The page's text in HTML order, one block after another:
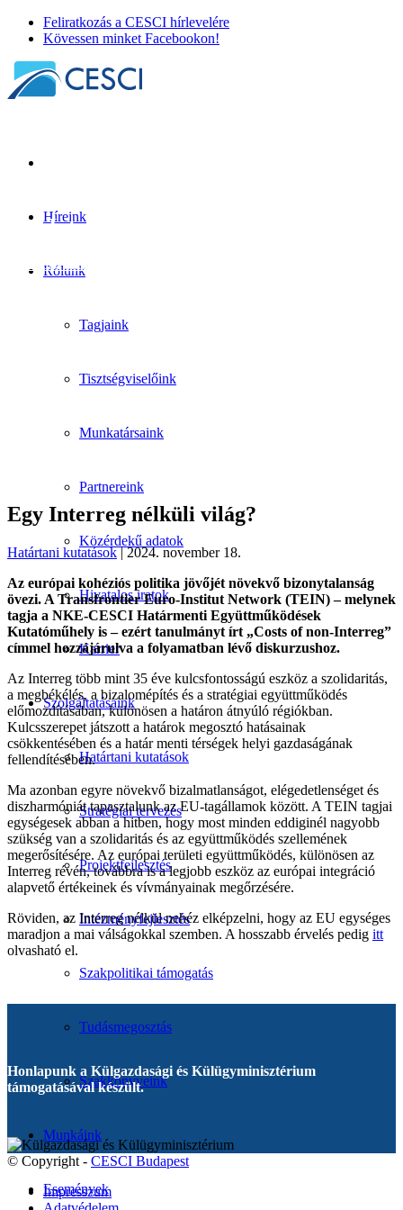
Feliratkozás a CESCI hírlevelére
Kövessen minket Facebookon!
Híreink
Rólunk
Tagjaink
Tisztségviselőink
Munkatársaink
Partnereink
Közérdekű adatok
Hivatalos iratok
Karrier
Szolgáltatásaink
Határtani kutatások
Stratégiai tervezés
Projektfejlesztés
Intézményfejlesztés
Szakpolitikai támogatás
Tudásmegosztás
Szakkönyveink
Munkáink
Események
Egy Interreg nélküli világ?
Határtani kutatások
Egy Interreg nélküli világ?
Határtani kutatások| 2024. november 18.
Az európai kohéziós politika jövőjét növekvő bizonytalanság
övezi. A Transfrontier Euro-Institut Network (TEIN) – melynek
tagja a NKE-CESCI Határmenti Együttműködések
Kutatóműhely is – ezért tanulmányt írt „Costs of non-Interreg”
címmel hozzájárulva a folyamatban lévő diskurzushoz.
Az Interreg több mint 35 éve kulcsfontosságú eszköz a szolidaritás,
a megbékélés, a bizalomépítés és a stratégiai együttműködés
előmozdításában, különösen a határon átnyúló régiókban.
Kulcsszerepet játszott a határok megosztó hatásainak
csökkentésében és a határ menti térségek helyi gazdaságának
fellendítésében.
Ma azonban egyre növekvő bizalmatlanságot, elégedetlenséget és
diszharmóniát tapasztalunk az EU-tagállamok között. A TEIN tagjai
egységesek abban a hitben, hogy most minden eddiginél nagyobb
szükség van a szolidaritás és az együttműködés szellemének
megerősítésére. Az európai területi együttműködés, különösen az
Interreg révén, továbbra is a legjobb eszköz az európai integráció
alapvető értékeinek és vívmányainak megőrzésére.
Röviden, az Interreg nélkül nehéz elképzelni, hogy az EU egységes
maradjon a mai válságokkal szemben. A hosszabb érvelés pedig itt
olvasható el.
Honlapunk a Külgazdasági és Külügyminisztérium
támogatásával készült.
© Copyright - CESCI Budapest
Impresszum